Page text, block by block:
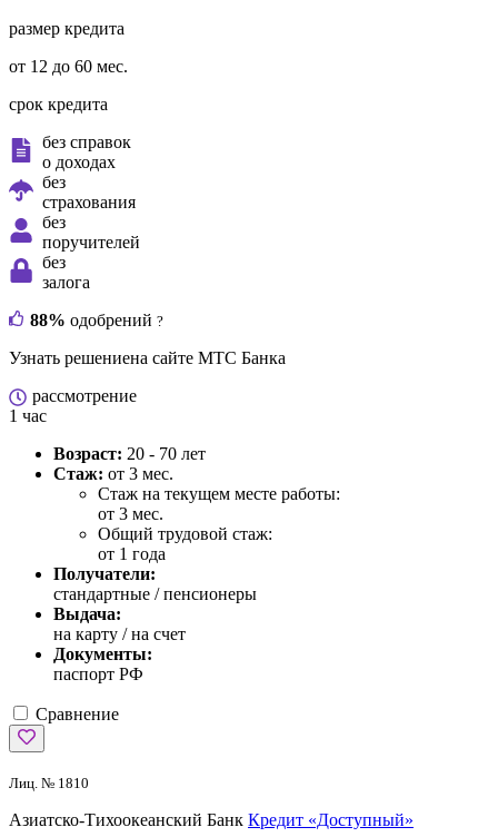
размер кредита
от 12 до 60 мес.
срок кредита
без справок
о доходах
без
страхования
без
поручителей
без
залога
88% одобрений ?
Узнать решениена сайте МТС Банка
рассмотрение
1 час
Возраст: 20 - 70 лет
Стаж: от 3 мес.
Стаж на текущем месте работы:
от 3 мес.
Общий трудовой стаж:
от 1 года
Получатели:
стандартные / пенсионеры
Выдача:
на карту / на счет
Документы:
паспорт РФ
Сравнение
Лиц. № 1810
Азиатско-Тихоокеанский Банк Кредит «Доступный»